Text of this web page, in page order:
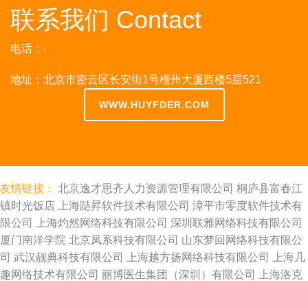
联系我们 Contact
电话：-
地址：北京市密云区长安街1号檀州大厦西楼5层521
WWW.HUYFDER.COM
友情链接： 北京逸才思齐人力资源管理有限公司 桐庐县富春江
镇时光饭店
上海跶昇软件技术有限公司 漳平市零度软件技术有
限公司
上海灼然网络科技有限公司 深圳联雅网络科技有限公司
厦门南洋学院 北京凤系科技有限公司 山东梦回网络科技有限公
司 武汉靓典科技有限公司 上海越方扬网络科技有限公司
上海几
趣网络技术有限公司 丽博医生集团（深圳）有限公司
上海洛克